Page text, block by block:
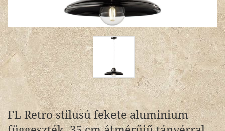
FL Retro stilusú fekete aluminium